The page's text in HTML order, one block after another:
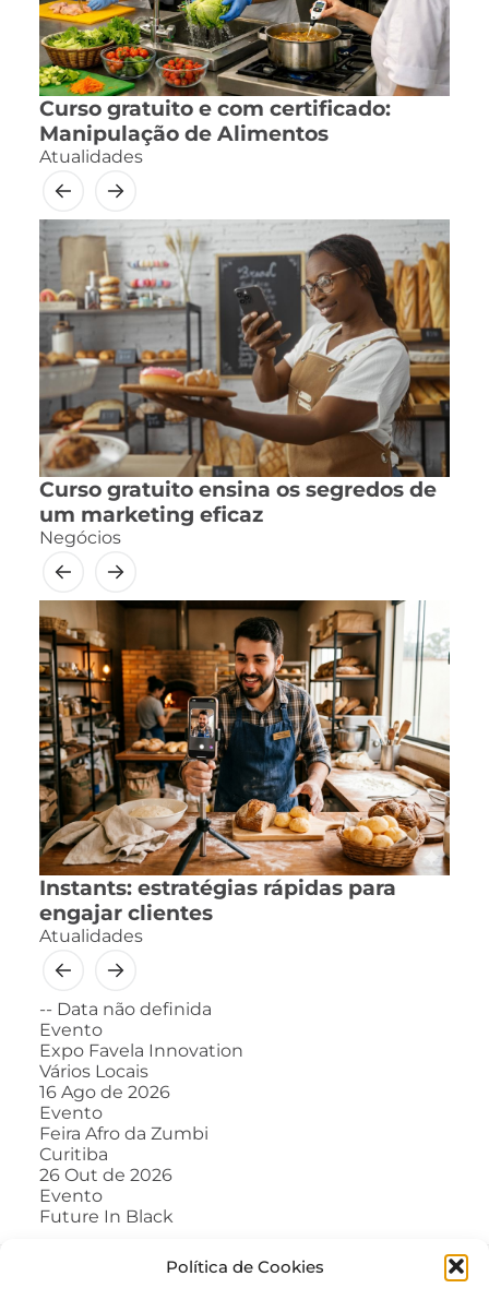
Política de Cookies
Curso gratuito e com certificado:
Manipulação de Alimentos
Atualidades
Curso gratuito ensina os segredos de
um marketing eficaz
Negócios
Instants: estratégias rápidas para
engajar clientes
Atualidades
-- Data não definida
Evento
Expo Favela Innovation
Vários Locais
16 Ago de 2026
Evento
Feira Afro da Zumbi
Curitiba
26 Out de 2026
Evento
Future In Black